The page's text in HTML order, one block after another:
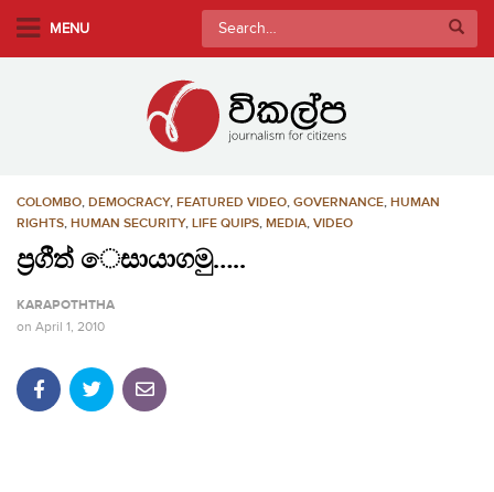
MENU
Search
for:
COLOMBO, DEMOCRACY, FEATURED VIDEO, GOVERNANCE, HUMAN
RIGHTS, HUMAN SECURITY, LIFE QUIPS, MEDIA, VIDEO
ප්‍රගීත් ෙසායාගමු…..
KARAPOTHTHA
on April 1, 2010